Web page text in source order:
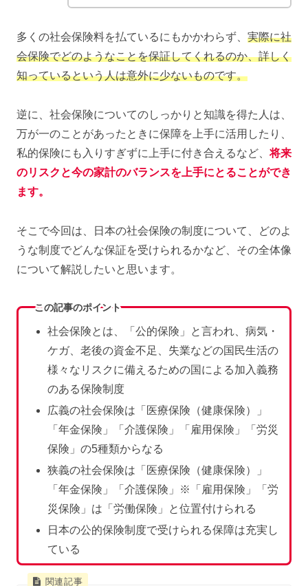
多くの社会保険料を払ているにもかかわらず、 実際に社
会保険でどのようなことを保証してくれるのか、詳しく
知っているという人は意外に少ないものです。
逆に、社会保険についてのしっかりと知識を得た人は、
万が一のことがあったときに保障を上手に活用したり、
私的保険にも入りすぎずに上手に付き合えるなど、将来
のリスクと今の家計のバランスを上手にとることができ
ます。
そこで今回は、日本の社会保険の制度について、どのよ
うな制度でどんな保証を受けられるかなど、その全体像
について解説したいと思います。
この記事のポイント
社会保険とは、「公的保険」と言われ、病気・
ケガ、老後の資金不足、失業などの国民生活の
様々なリスクに備えるための国による加入義務
のある保険制度
広義の社会保険は「医療保険（健康保険）」
「年金保険」「介護保険」「雇用保険」「労災
保険」の5種類からなる
狭義の社会保険は「医療保険（健康保険）」
「年金保険」「介護保険」※「雇用保険」「労
災保険」は「労働保険」と位置付けられる
日本の公的保険制度で受けられる保障は充実し
ている